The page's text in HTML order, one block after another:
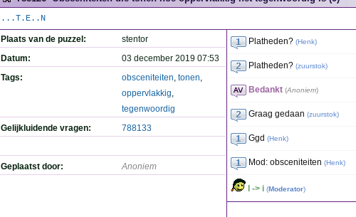
...T.E..N
Plaats van de puzzel:
stentor
Datum:
03 december 2019 07:53
Tags:
obsceniteiten, tonen,
oppervlakkig,
tegenwoordig
Gelijkluidende vragen:
788133
Geplaatst door: Anoniem
Platheden? (Henk)
Platheden? (zuurstok)
Bedankt (Anoniem)
Graag gedaan (zuurstok)
Ggd (Henk)
Mod: obsceniteiten (Henk)
l -> i (Moderator)